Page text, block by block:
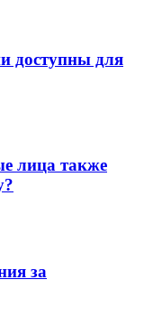
доступны для
лица также
за